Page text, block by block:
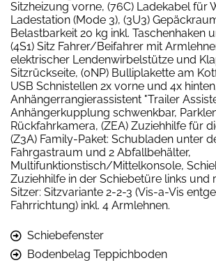
Sitzheizung vorne, (76C) Ladekabel für
Ladestation (Mode 3), (3U3)
Belastbarkeit 20 kg inkl. Taschenhaken
(4S1) Sitz Fahrer/Beifahrer mit
elektrischer Lendenwirbelstütze und
Sitzrückseite, (0NP) Bulliplakette am
USB Schnistellen 2x vorne und 4x
Anhängerrangierassistent "Trailer
Anhängerkupplung schwenkbar,
Rückfahrkamera, (ZEA) Zuziehhilfe für
(Z3A) Family-Paket: Schubladen unter
Fahrgastraum und 2 Abfallbehälter,
Multifunktionstisch/Mittelkonsole,
Zuziehhilfe in der Schiebetüre links und
Sitzer: Sitzvariante 2-2-3 (Vis-a-Vis
Fahrrichtung) inkl. 4 Armlehnen.
Schiebefenster
Bodenbelag Teppichboden